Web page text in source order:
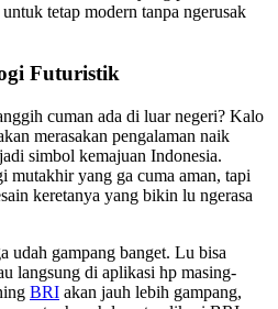
tetap modern tanpa ngerusak
Futuristik
cuman ada di luar negeri? Kalo
merasakan pengalaman naik
simbol kemajuan Indonesia.
mutakhir yang ga cuma aman, tapi
keretanya yang bikin lu ngerasa
udah gampang banget. Lu bisa
langsung di aplikasi hp masing-
BRI akan jauh lebih gampang,